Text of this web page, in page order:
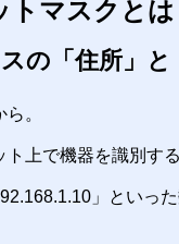
トマスクとは
の「住所」
。
ト上で機器を識別す
」といっ